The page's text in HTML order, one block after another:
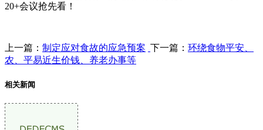
20+会议抢先看！
上一篇： 制定应对食故的应急预案 下一篇： 环绕食物平安、
农、平易近生价钱、养老办事等
相关新闻